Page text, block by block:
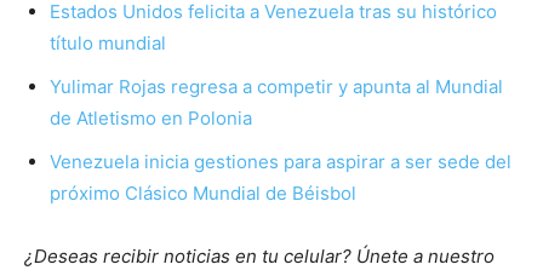
Estados Unidos felicita a Venezuela tras su histórico
título mundial
Yulimar Rojas regresa a competir y apunta al Mundial
de Atletismo en Polonia
Venezuela inicia gestiones para aspirar a ser sede del
próximo Clásico Mundial de Béisbol
¿Deseas recibir noticias en tu celular? Únete a nuestro